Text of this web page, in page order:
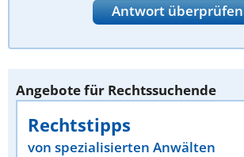
Antwort überprüfen
Angebote für Rechtssuchende
Rechtstipps
von spezialisierten Anwälten